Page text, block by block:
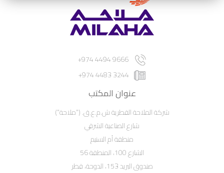
9666 4494 974+
3244 4483 974+
عنوان المكتب
شركة الملاحة القطرية ش.م.ع.ق. ("ملاحة")
شارع الصناعية الشرقي
منطقة أم السنيم
الشارع 100، المنطقة 56
صندوق البريد 153، الدوحة، قطر